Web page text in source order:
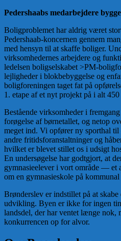
Pedershaabs medarbejdere
Boligproblemet har aldrig været
Pedershaab-koncernen gennem
med hensyn til at skaffe boliger.
virksomhedernes arbejdere og
ledelsen boligselskabet >PM-
lejligheder i blokbebyggelse og
boligforeningen taget fat på
1. etape af et nyt projekt på i alt
Bestående virksomheder i
forøgelse af børnetallet, og netop
meget ind. Vi opfører ny sporthal
andre fritidsforanstaltninger og
hvilket er blevet stillet os i udsigt
En undersøgelse har godtgjort, at
gymnasieelever i vort område — et
om en gymnasieskole på kommunal
Brønderslev er indstillet på at
udvikling. Byen er ikke for ingen
landsdel, der har ventet længe nok,
konkurrencen op for alvor.